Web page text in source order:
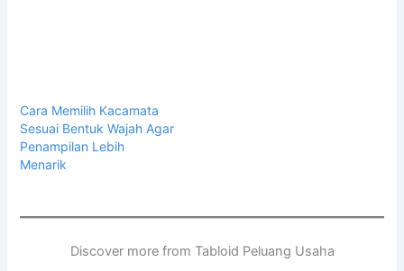
Cara Memilih Kacamata
Sesuai Bentuk Wajah Agar
Penampilan Lebih
Menarik
Discover more from Tabloid Peluang Usaha